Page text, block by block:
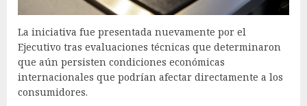
La iniciativa fue presentada nuevamente por el
Ejecutivo tras evaluaciones técnicas que determinaron
que aún persisten condiciones económicas
internacionales que podrían afectar directamente a los
consumidores.